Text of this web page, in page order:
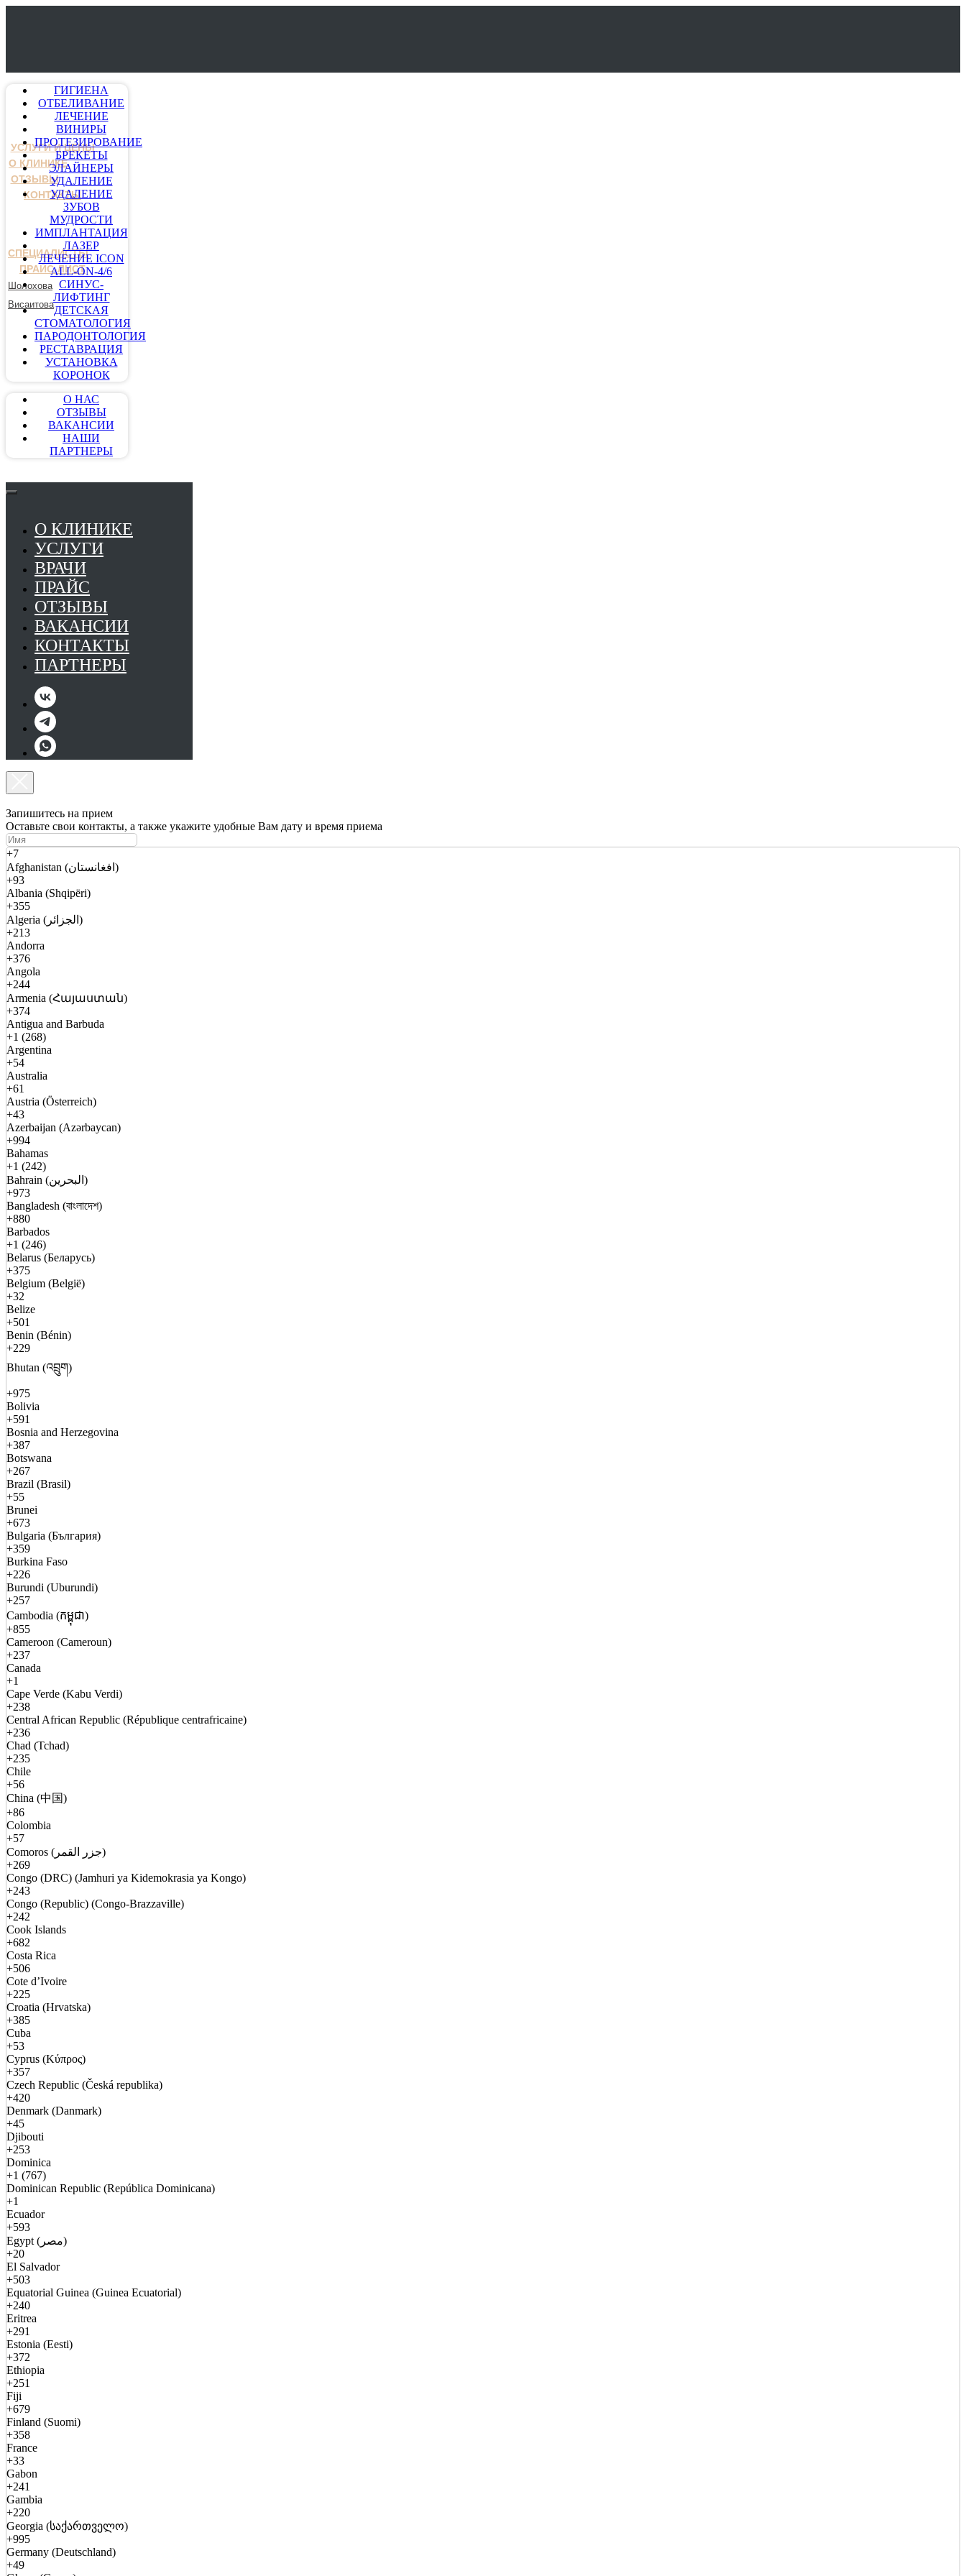
УСЛУГИ И ЦЕНЫ
О КЛИНИКЕ
ОТЗЫВЫ
КОНТАКТЫ
СПЕЦИАЛИСТЫ
ПРАЙС-ЛИСТ
Шолохова
Висаитова
ГИГИЕНА
ОТБЕЛИВАНИЕ
ЛЕЧЕНИЕ
ВИНИРЫ
ПРОТЕЗИРОВАНИЕ
БРЕКЕТЫ
ЭЛАЙНЕРЫ
УДАЛЕНИЕ
УДАЛЕНИЕ
ЗУБОВ
МУДРОСТИ
ИМПЛАНТАЦИЯ
ЛАЗЕР
ЛЕЧЕНИЕ ICON
ALL-ON-4/6
СИНУС-
ЛИФТИНГ
ДЕТСКАЯ
СТОМАТОЛОГИЯ
ПАРОДОНТОЛОГИЯ
РЕСТАВРАЦИЯ
УСТАНОВКА
КОРОНОК
О НАС
ОТЗЫВЫ
ВАКАНСИИ
НАШИ
ПАРТНЕРЫ
О КЛИНИКЕ
УСЛУГИ
ВРАЧИ
ПРАЙС
ОТЗЫВЫ
ВАКАНСИИ
КОНТАКТЫ
ПАРТНЕРЫ
Запишитесь на прием
Оставьте свои контакты, а также укажите удобные Вам дату и время приема
+7
Afghanistan (افغانستان)
+93
Albania (Shqipëri)
+355
Algeria (الجزائر)
+213
Andorra
+376
Angola
+244
Armenia (Հայաստան)
+374
Antigua and Barbuda
+1 (268)
Argentina
+54
Australia
+61
Austria (Österreich)
+43
Azerbaijan (Azərbaycan)
+994
Bahamas
+1 (242)
Bahrain (البحرين)
+973
Bangladesh (বাংলাদেশ)
+880
Barbados
+1 (246)
Belarus (Беларусь)
+375
Belgium (België)
+32
Belize
+501
Benin (Bénin)
+229
Bhutan (འབྲུག)
+975
Bolivia
+591
Bosnia and Herzegovina
+387
Botswana
+267
Brazil (Brasil)
+55
Brunei
+673
Bulgaria (България)
+359
Burkina Faso
+226
Burundi (Uburundi)
+257
Cambodia (កម្ពុជា)
+855
Cameroon (Cameroun)
+237
Canada
+1
Cape Verde (Kabu Verdi)
+238
Central African Republic (République centrafricaine)
+236
Chad (Tchad)
+235
Chile
+56
China (中国)
+86
Colombia
+57
Comoros (جزر القمر)
+269
Congo (DRC) (Jamhuri ya Kidemokrasia ya Kongo)
+243
Congo (Republic) (Congo-Brazzaville)
+242
Cook Islands
+682
Costa Rica
+506
Cote d’Ivoire
+225
Croatia (Hrvatska)
+385
Cuba
+53
Cyprus (Κύπρος)
+357
Czech Republic (Česká republika)
+420
Denmark (Danmark)
+45
Djibouti
+253
Dominica
+1 (767)
Dominican Republic (República Dominicana)
+1
Ecuador
+593
Egypt (مصر)
+20
El Salvador
+503
Equatorial Guinea (Guinea Ecuatorial)
+240
Eritrea
+291
Estonia (Eesti)
+372
Ethiopia
+251
Fiji
+679
Finland (Suomi)
+358
France
+33
Gabon
+241
Gambia
+220
Georgia (საქართველო)
+995
Germany (Deutschland)
+49